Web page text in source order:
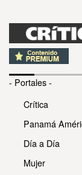
- Portales -
Crítica
Panamá
Día a Día
Mujer